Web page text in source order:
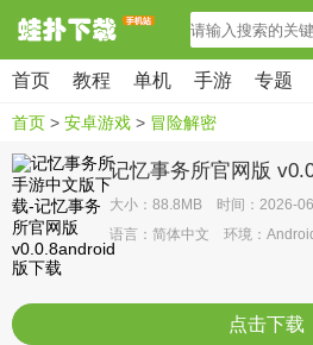
首页 教程 单机 手游 专题
首页 > 安卓游戏 > 冒险解密
记忆事务所官网版
大小：88.8MB 时间：2026-
语言：简体中文 环境：
点击下载